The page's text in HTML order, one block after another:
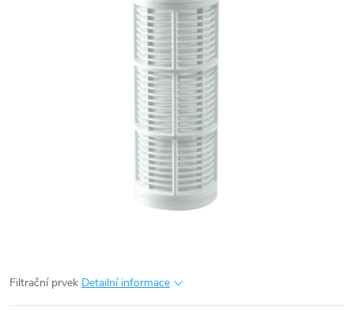
Filtrační prvek Detailní informace